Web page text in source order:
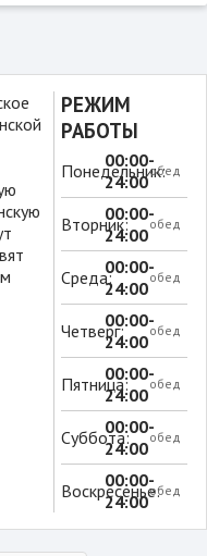
РЕЖИМ
РАБОТЫ
Понедельник:
00:00-
24:00обед
Вторник:00:00-
24:00обед
Среда:00:00-
24:00обед
Четверг:00:00-
24:00обед
Пятница:00:00-
24:00обед
Суббота:00:00-
24:00обед
Воскресенье:
00:00-
24:00обед